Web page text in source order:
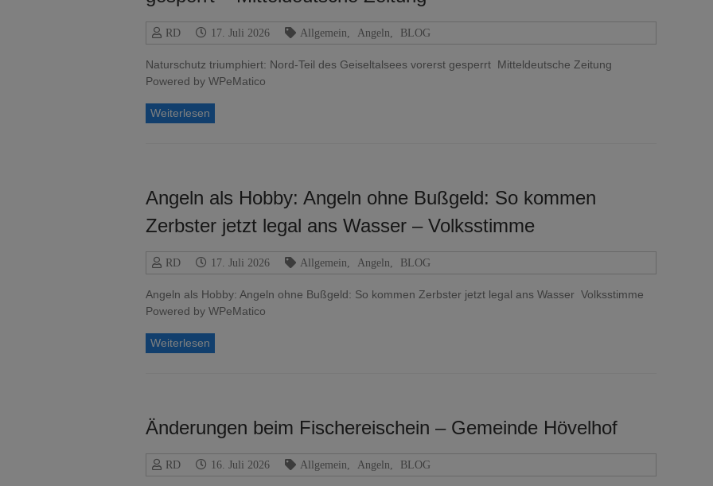
RD 17. Juli 2026 Allgemein Angeln BLOG
Naturschutz triumphiert: Nord-Teil des Geiseltalsees vorerst gesperrt Mitteldeutsche Zeitung
Powered by WPeMatico
Weiterlesen
Angeln als Hobby: Angeln ohne Bußgeld: So kommen
Zerbster jetzt legal ans Wasser – Volksstimme
RD 17. Juli 2026 Allgemein Angeln BLOG
Angeln als Hobby: Angeln ohne Bußgeld: So kommen Zerbster jetzt legal ans Wasser Volksstimme
Powered by WPeMatico
Weiterlesen
Änderungen beim Fischereischein – Gemeinde Hövelhof
RD 16. Juli 2026 Allgemein Angeln BLOG